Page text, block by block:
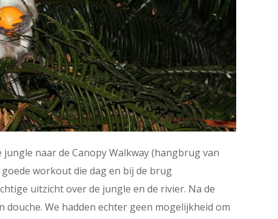
naar de Canopy Walkway (hangbrug van
workout die dag en bij de brug
uitzicht over de jungle en de rivier. Na de
We hadden echter geen mogelijkheid om